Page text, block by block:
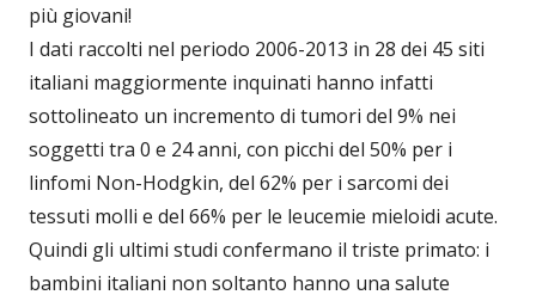
più giovani!
I dati raccolti nel periodo 2006-2013 in 28 dei 45 siti
italiani maggiormente inquinati hanno infatti
sottolineato un incremento di tumori del 9% nei
soggetti tra 0 e 24 anni, con picchi del 50% per i
linfomi Non-Hodgkin, del 62% per i sarcomi dei
tessuti molli e del 66% per le leucemie mieloidi acute.
Quindi gli ultimi studi confermano il triste primato: i
bambini italiani non soltanto hanno una salute